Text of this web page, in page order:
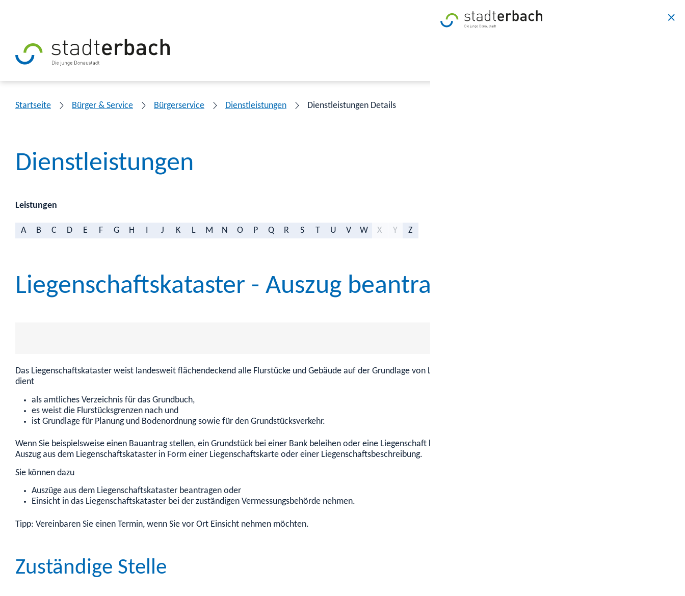
Startseite Bürger & Service Bürgerservice Dienstleistungen Dienstleistungen Details
Dienstleistungen
Leistungen
A B C D E F G H J K L M N O P Q R S T U V W X Y Z
Liegenschaftskataster - Auszug beantragen
Das Liegenschaftskataster weist landesweit flächendeckend alle Flurstücke und Gebäude auf der Grundlage von Liegenschaftsvermessungen nach. Das Liegenschaftskataster
dient
als amtliches Verzeichnis für das Grundbuch,
es weist die Flurstücksgrenzen nach und
ist Grundlage für Planung und Bodenordnung sowie für den Grundstücksverkehr.
Wenn Sie beispielsweise einen Bauantrag stellen, ein Grundstück bei einer Bank beleihen oder eine Liegenschaft kaufen möchten, brauchen Sie in der Regel einen aktuellen
Auszug aus dem Liegenschaftskataster in Form einer Liegenschaftskarte oder einer Liegenschaftsbeschreibung.
Sie können dazu
Auszüge aus dem Liegenschaftskataster beantragen oder
Einsicht in das Liegenschaftskataster bei der zuständigen Vermessungsbehörde nehmen.
Tipp: Vereinbaren Sie einen Termin, wenn Sie vor Ort Einsicht nehmen möchten.
Zuständige Stelle